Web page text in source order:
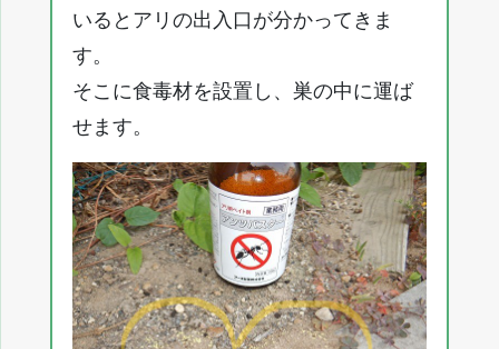
いるとアリの出入口が分かってきま
す。
そこに食毒材を設置し、巣の中に運ば
せます。